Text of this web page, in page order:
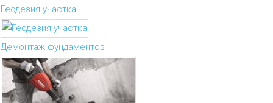
Геодезия участка
Демонтаж фундаментов